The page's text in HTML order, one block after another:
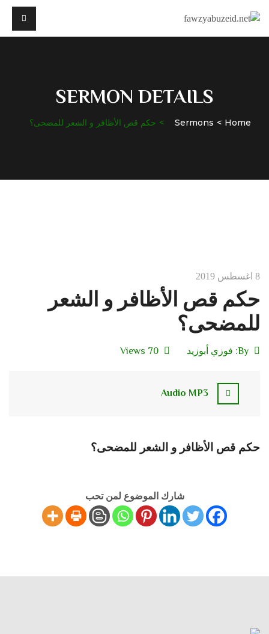
SERMON DETAILS
Home
Sermons حكم قص الأظافر و الشعر للمضحى؟
8 اغسطس 2019
حكم قص الأظافر و الشعر
للمضحى؟
By: فوزي أبوزيد 70 Views
Audio MP3
حكم قص الأظافر و الشعر للمضحى؟
شارك الموضوع لمن تحب